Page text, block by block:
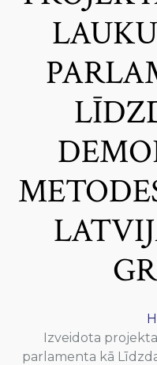
Izveidota
parlamenta kā